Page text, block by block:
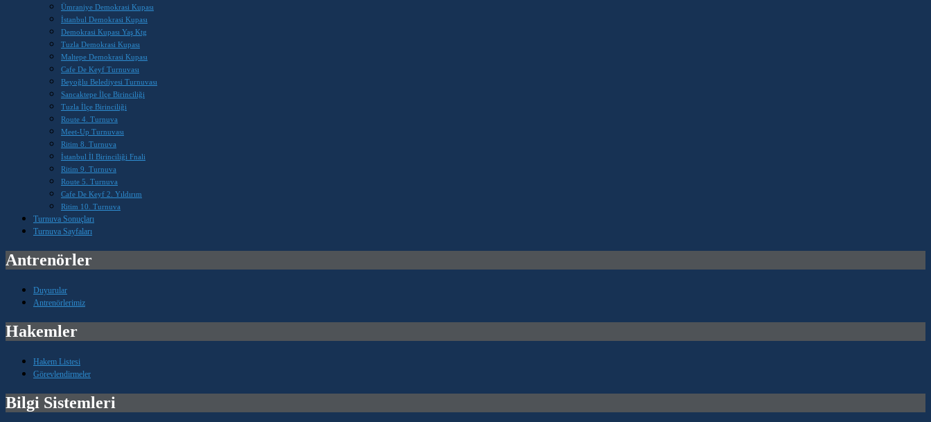
Ümraniye Demokrasi Kupası
İstanbul Demokrasi Kupası
Demokrasi Kupası Yaş Ktg
Tuzla Demokrasi Kupası
Maltepe Demokrasi Kupası
Cafe De Keyf Turnuvası
Beyoğlu Belediyesi Turnuvası
Sancaktepe İlçe Birinciliği
Tuzla İlçe Birinciliği
Route 4. Turnuva
Meet-Up Turnuvası
Ritim 8. Turnuva
İstanbul İl Birinciliği Fnali
Ritim 9. Turnuva
Route 5. Turnuva
Cafe De Keyf 2. Yıldırım
Ritim 10. Turnuva
Turnuva Sonuçları
Turnuva Sayfaları
Antrenörler
Duyurular
Antrenörlerimiz
Hakemler
Hakem Listesi
Görevlendirmeler
Bilgi Sistemleri